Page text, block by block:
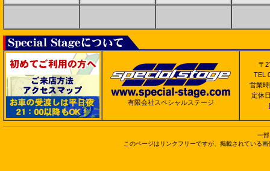
有限会社スペシャルステージ
〒
TEL
営業
定休
一
このページはリンクフリーですが、掲載されている